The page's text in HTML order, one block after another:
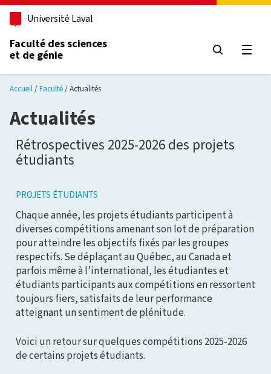
Aller au contenu principal
Université Laval
Faculté des sciences
et de génie
Accueil Faculté Actualités
Actualités
Rétrospectives 2025-2026 des projets
étudiants
PROJETS ÉTUDIANTS
Chaque année, les projets étudiants participent à
diverses compétitions amenant son lot de préparation
pour atteindre les objectifs fixés par les groupes
respectifs. Se déplaçant au Québec, au Canada et
parfois même à l’international, les étudiantes et
étudiants participants aux compétitions en ressortent
toujours fiers, satisfaits de leur performance
atteignant un sentiment de plénitude.
Voici un retour sur quelques compétitions 2025-2026
de certains projets étudiants.